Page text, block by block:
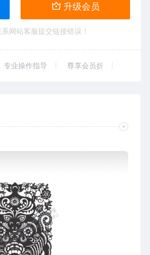
升级会员
网站客服提交链接错误！
专业操作指导 尊享会员折